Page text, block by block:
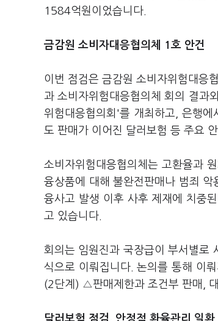
1584억원이었습니다.
금감원 소비자대응협의체 1호 안건
이번 점검은 금감원 소비자위험대응
과 소비자위험대응협의체 회의 결과
위험대응협의회'를 개최하고, 은행에
도 판매가 이어진 달러보험 등 주요
소비자위험대응협의체는 고환율과
융상품에 대해 불완전판매나 범죄
융사고 발생 이후 사후 제재에 치중
고 있습니다.
회의는 임원진과 국장급이 부서별로
식으로 이뤄집니다. 논의를 통해 이
(2단계) △판매제한과 조건부 판매,
달러보험 점검, 안정적 환율관리 일환